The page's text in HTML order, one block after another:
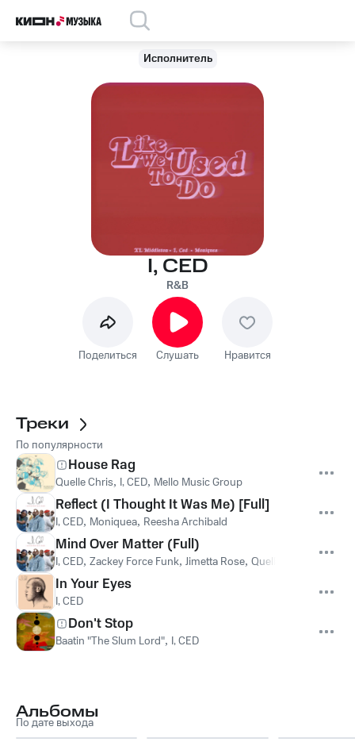
Исполнитель
I, CED
R&B
Поделиться Слушать Нравится
Треки
По популярности
House Rag
Quelle Chris, I, CED, Mello Music Group
Reflect (I Thought It Was Me) [Full]
I, CED, Moniquea, Reesha Archibald
Mind Over Matter (Full)
I, CED, Zackey Force Funk, Jimetta Rose, Quelle Chris
In Your Eyes
I, CED
Don't Stop
Baatin "The Slum Lord", I, CED
Альбомы
По дате выхода